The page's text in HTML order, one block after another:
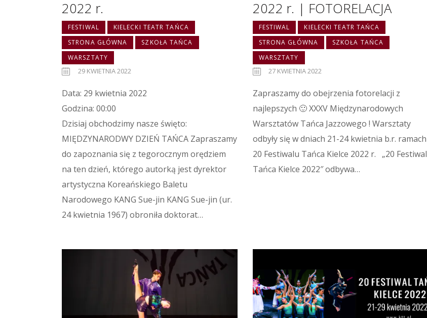
2022 r.
FESTIWAL
KIELECKI TEATR TAŃCA
STRONA GŁÓWNA
SZKOŁA TAŃCA
WARSZTATY
29 KWIETNIA 2022
Data: 29 kwietnia 2022
Godzina: 00:00
Dzisiaj obchodzimy nasze święto:
MIĘDZYNARODWY DZIEŃ TAŃCA Zapraszamy
do zapoznania się z tegorocznym orędziem
na ten dzień, którego autorką jest dyrektor
artystyczna Koreańskiego Baletu
Narodowego KANG Sue-jin KANG Sue-jin (ur.
24 kwietnia 1967) obroniła doktorat…
2022 r. | FOTORELACJA
FESTIWAL
KIELECKI TEATR TAŃCA
STRONA GŁÓWNA
SZKOŁA TAŃCA
WARSZTATY
27 KWIETNIA 2022
Zapraszamy do obejrzenia fotorelacji z
najlepszych 🙂 XXXV Międzynarodowych
Warsztatów Tańca Jazzowego ! Warsztaty
odbyły się w dniach 21-24 kwietnia b.r. ramach
20 Festiwalu Tańca Kielce 2022 r. „20 Festiwal
Tańca Kielce 2022″ odbywa…